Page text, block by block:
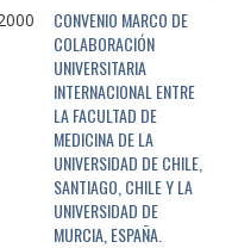
CONVENIO MARCO DE
COLABORACIÓN
UNIVERSITARIA
INTERNACIONAL ENTRE
LA FACULTAD DE
MEDICINA DE LA
UNIVERSIDAD DE CHILE,
SANTIAGO, CHILE Y LA
UNIVERSIDAD DE
MURCIA, ESPAÑA.